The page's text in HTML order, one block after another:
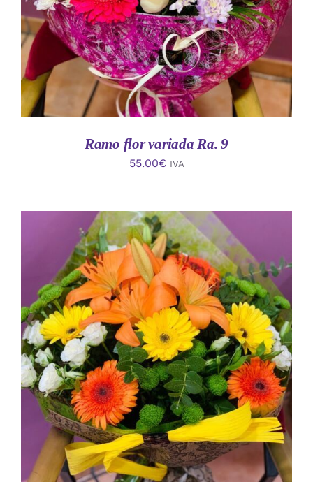
Ramo flor variada Ra. 9
55.00€ IVA
AÑADIR AL CARRITO
/
DETALLES